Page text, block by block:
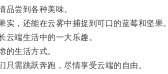
尝到各种美味。
，还能在云雾中捕捉到可口的蓝莓和坚果。
端生活中的一大乐趣。
生活方式。
需跳跃奔跑，尽情享受云端的自由。